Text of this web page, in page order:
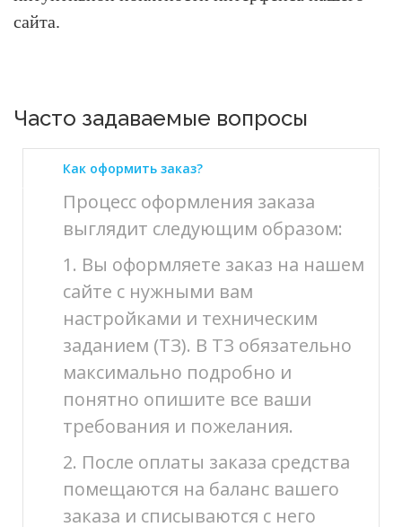
сайта.
Часто задаваемые вопросы
Как оформить заказ?
Процесс оформления заказа
выглядит следующим образом:
1. Вы оформляете заказ на нашем
сайте с нужными вам
настройками и техническим
заданием (ТЗ). В ТЗ обязательно
максимально подробно и
понятно опишите все ваши
требования и пожелания.
2. После оплаты заказа средства
помещаются на баланс вашего
заказа и списываются с него